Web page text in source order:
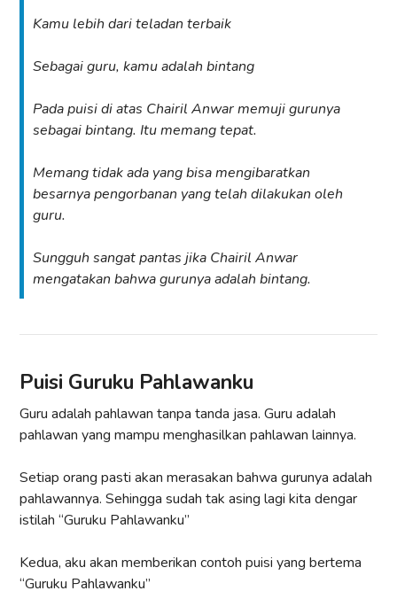
Kamu lebih dari teladan terbaik
Sebagai guru, kamu adalah bintang
Pada puisi di atas Chairil Anwar memuji gurunya
sebagai bintang. Itu memang tepat.
Memang tidak ada yang bisa mengibaratkan
besarnya pengorbanan yang telah dilakukan oleh
guru.
Sungguh sangat pantas jika Chairil Anwar
mengatakan bahwa gurunya adalah bintang.
Puisi Guruku Pahlawanku
Guru adalah pahlawan tanpa tanda jasa. Guru adalah
pahlawan yang mampu menghasilkan pahlawan lainnya.
Setiap orang pasti akan merasakan bahwa gurunya adalah
pahlawannya. Sehingga sudah tak asing lagi kita dengar
istilah “Guruku Pahlawanku”
Kedua, aku akan memberikan contoh puisi yang bertema
“Guruku Pahlawanku”